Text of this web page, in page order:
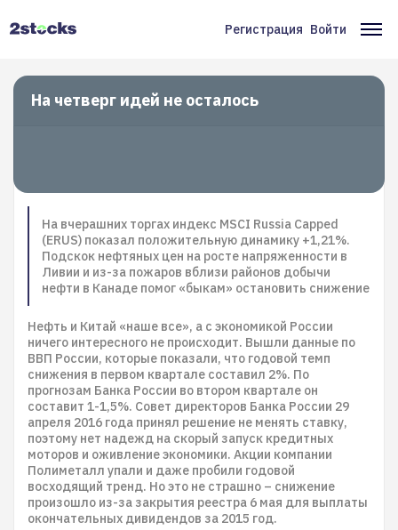
Меню
учётной
записи
Регистрация Войти
На четверг идей не осталось
На вчерашних торгах индекс MSCI Russia Capped
(ERUS) показал положительную динамику +1,21%.
Подскок нефтяных цен на росте напряженности в
Ливии и из-за пожаров вблизи районов добычи
нефти в Канаде помог «быкам» остановить снижение
Нефть и Китай «наше все», а с экономикой России
ничего интересного не происходит. Вышли данные по
ВВП России, которые показали, что годовой темп
снижения в первом квартале составил 2%. По
прогнозам Банка России во втором квартале он
составит 1-1,5%. Совет директоров Банка России 29
апреля 2016 года принял решение не менять ставку,
поэтому нет надежд на скорый запуск кредитных
моторов и оживление экономики. Акции компании
Полиметалл упали и даже пробили годовой
восходящий тренд. Но это не страшно – снижение
произошло из-за закрытия реестра 6 мая для выплаты
окончательных дивидендов за 2015 год.